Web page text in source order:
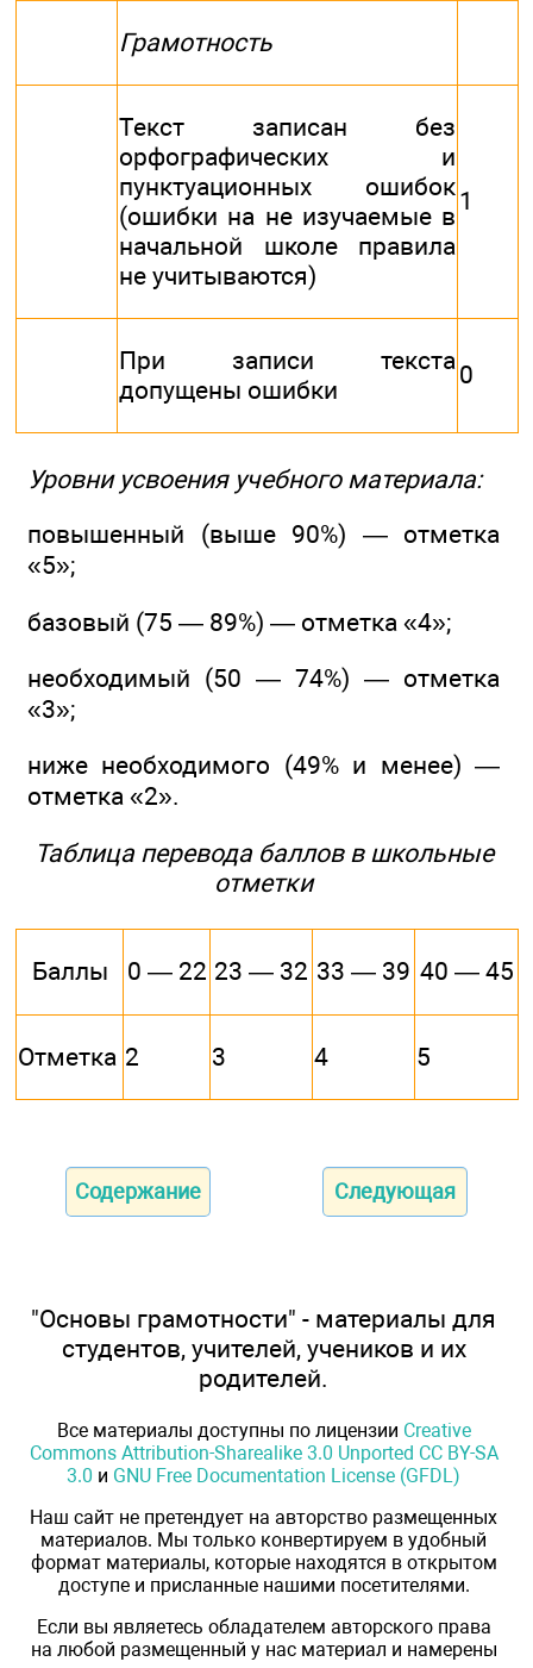
Грамотность
Текст записан без
орфографических и
пунктуационных ошибок
(ошибки на не изучаемые в
начальной школе правила
не учитываются)
1
При записи текста
допущены ошибки
0
Уровни усвоения учебного материала:
повышенный (выше 90%) — отметка
«5»;
базовый (75 — 89%) — отметка «4»;
необходимый (50 — 74%) — отметка
«3»;
ниже необходимого (49% и менее) —
отметка «2».
Таблица перевода баллов в школьные
отметки
Баллы 0 — 22 23 — 32 33 — 39 40 — 45
Отметка 2 3 4 5
Содержание Следующая
"Основы грамотности" - материалы для
студентов, учителей, учеников и их
родителей.
Все материалы доступны по лицензии Creative
Commons Attribution-Sharealike 3.0 Unported CC BY-SA
3.0 и GNU Free Documentation License (GFDL)
Наш сайт не претендует на авторство размещенных
материалов. Мы только конвертируем в удобный
формат материалы, которые находятся в открытом
доступе и присланные нашими посетителями.
Если вы являетесь обладателем авторского права
на любой размещенный у нас материал и намерены